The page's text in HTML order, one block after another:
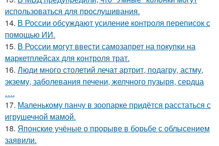
использоваться для прослушивания.
14. В России обсуждают усиление контроля переписок с
помощью ИИ.
15. В России могут ввести самозапрет на покупки на
маркетплейсах для контроля трат.
16. Люди много столетий лечат артрит, подагру, астму,
экзему, заболевания печени, желчного пузыря, сеpдца
….
17. Маленькому панчу в зоопарке придётся расстаться с
игрушечной мамой.
18. Японские учёные о прорыве в борьбе с облысением
заявили.